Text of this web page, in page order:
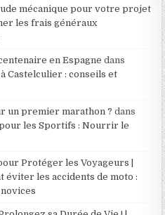
mécanique pour votre projet
les frais généraux
en Espagne dans
Castelculier : conseils et
un premier marathon ? dans
les Sportifs : Nourrir le
Protéger les Voyageurs |
éviter les accidents de moto :